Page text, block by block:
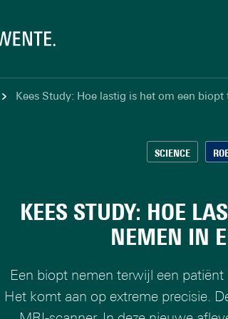
Kees Study: Hoe lastig is het om een biopt
SCIENCE
KEES STUDY: HOE
NEMEN IN
Een biopt nemen terwijl een
Het komt aan op extreme precisie.